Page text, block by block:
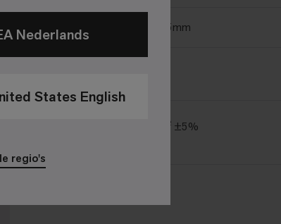
Nederlands
States English
regio's
Totale Hoogte 9.9 mm ±0.5mm
130020 /m² ±5%